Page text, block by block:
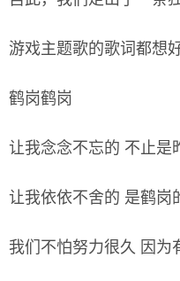
游戏主题歌的歌词都想好
鹤岗鹤岗
让我念念不忘的 不止是
让我依依不舍的 是鹤岗
我们不怕努力很久 因为